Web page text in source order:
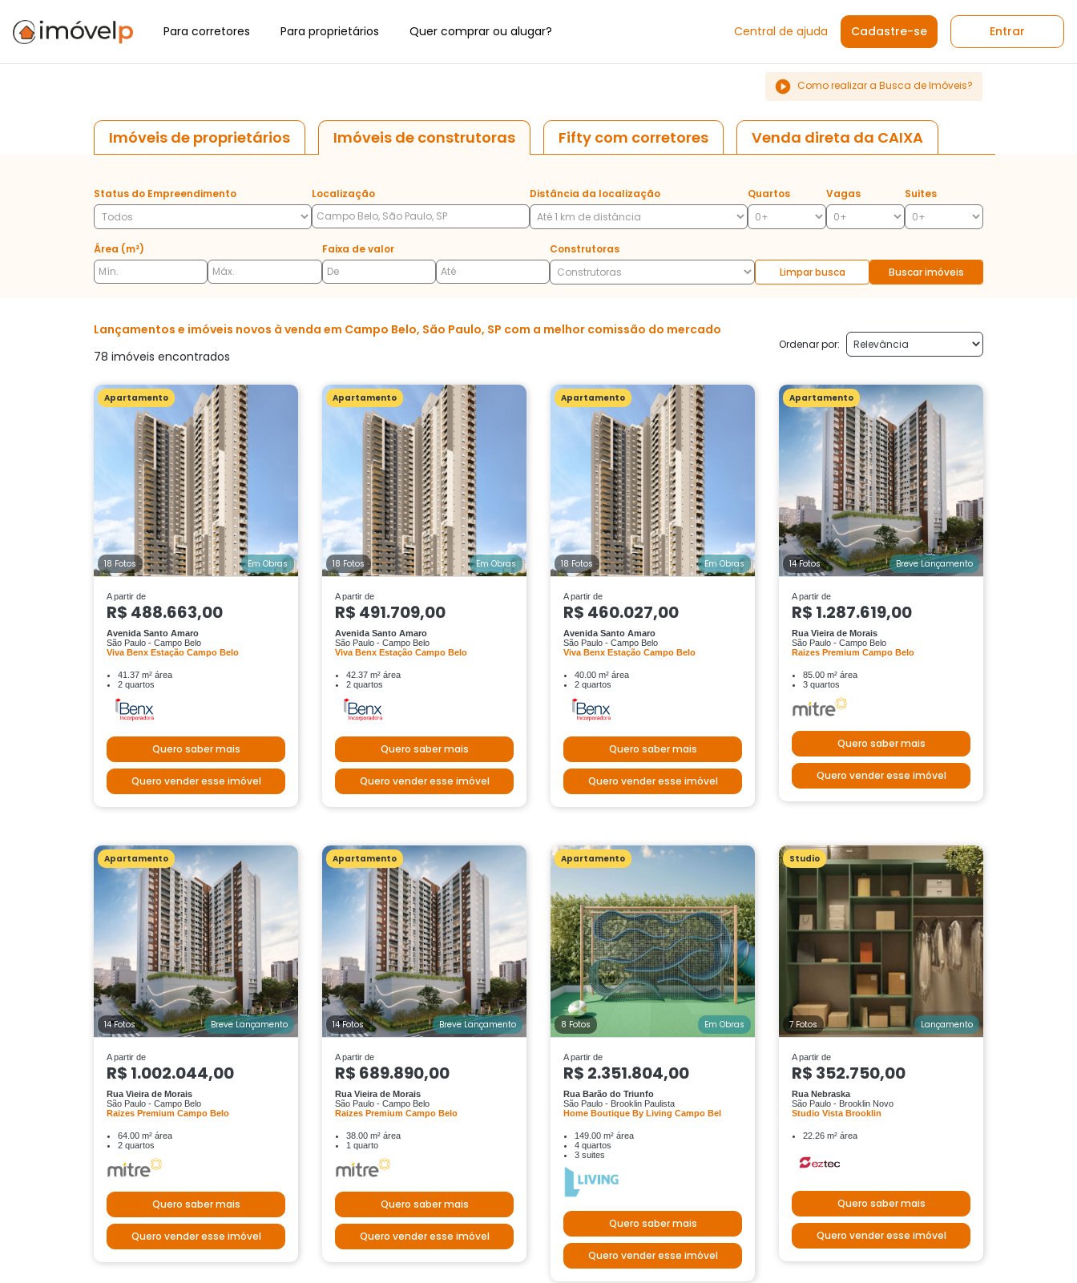
Para corretores Para proprietários Quer comprar ou alugar? Central de ajuda Cadastre-se Entrar
Como realizar a Busca de Imóveis?
Imóveis de proprietários Imóveis de construtoras Fifty com corretores Venda direta da CAIXA
Status do Empreendimento Localização Distância da localização Quartos Vagas Suites
Área (m²) Faixa de valor
Construtoras
Limpar busca
Buscar imóveis
Lançamentos e imóveis novos à venda em Campo Belo, São Paulo, SP com a melhor comissão do mercado
78 imóveis encontrados
Ordenar por:
Apartamento
18 Fotos Em Obras
A partir de
R$ 488.663,00
Avenida Santo Amaro
São Paulo - Campo Belo
Viva Benx Estação Campo Belo
41.37 m² área
2 quartos
Quero saber mais
Quero vender esse imóvel
Apartamento
18 Fotos Em Obras
A partir de
R$ 491.709,00
Avenida Santo Amaro
São Paulo - Campo Belo
Viva Benx Estação Campo Belo
42.37 m² área
2 quartos
Quero saber mais
Quero vender esse imóvel
Apartamento
18 Fotos Em Obras
A partir de
R$ 460.027,00
Avenida Santo Amaro
São Paulo - Campo Belo
Viva Benx Estação Campo Belo
40.00 m² área
2 quartos
Quero saber mais
Quero vender esse imóvel
Apartamento
14 Fotos Breve Lançamento
A partir de
R$ 1.287.619,00
Rua Vieira de Morais
São Paulo - Campo Belo
Raizes Premium Campo Belo
85.00 m² área
3 quartos
Quero saber mais
Quero vender esse imóvel
Apartamento
14 Fotos Breve Lançamento
A partir de
R$ 1.002.044,00
Rua Vieira de Morais
São Paulo - Campo Belo
Raizes Premium Campo Belo
64.00 m² área
2 quartos
Quero saber mais
Quero vender esse imóvel
Apartamento
14 Fotos Breve Lançamento
A partir de
R$ 689.890,00
Rua Vieira de Morais
São Paulo - Campo Belo
Raizes Premium Campo Belo
38.00 m² área
1 quarto
Quero saber mais
Quero vender esse imóvel
Apartamento
8 Fotos Em Obras
A partir de
R$ 2.351.804,00
Rua Barão do Triunfo
São Paulo - Brooklin Paulista
Home Boutique By Living Campo Bel
149.00 m² área
4 quartos
3 suites
Quero saber mais
Quero vender esse imóvel
Studio
7 Fotos Lançamento
A partir de
R$ 352.750,00
Rua Nebraska
São Paulo - Brooklin Novo
Studio Vista Brooklin
22.26 m² área
Quero saber mais
Quero vender esse imóvel